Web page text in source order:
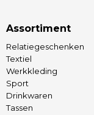
Assortiment
Relatiegeschenken
Textiel
Werkkleding
Sport
Drinkwaren
Tassen